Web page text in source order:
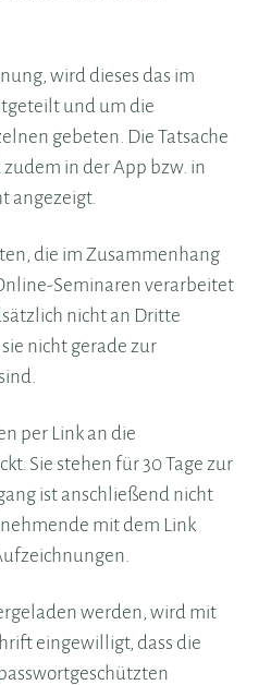
wird dieses das im
und um die
gebeten. Die Tatsache
in der App bzw. in
angezeigt.
die im Zusammenhang
Seminaren verarbeitet
nicht an Dritte
nicht gerade zur
per Link an die
Sie stehen für 30 Tage zur
ist anschließend nicht
mit dem Link
werden, wird mit
eingewilligt, dass die